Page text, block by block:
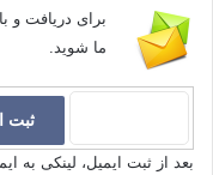
برای دریافت و
ما شوید.
بعد از ثبت ایمیل، لینکی به